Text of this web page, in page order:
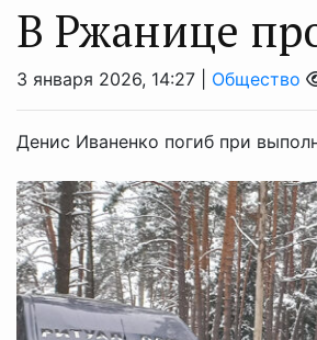
В Ржанице
3 января 2026, 14:27 | Общество
Денис Иваненко погиб при